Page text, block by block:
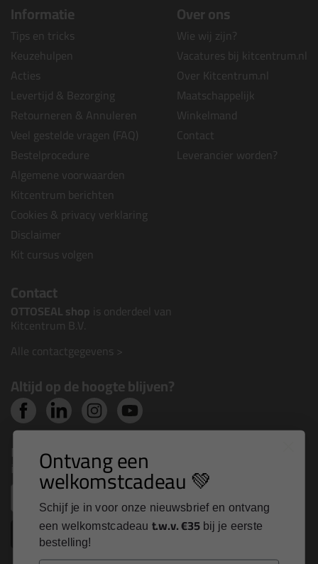
Informatie
Tips en tricks
Keuzehulpen
Acties
Levertijd & Bezorging
Retourneren & Annuleren
Veel gestelde vragen (FAQ)
Bestelprocedure
Algemene voorwaarden
Kitcentrum berichten
Cookies & privacy verklaring
Disclaimer
Kit cursus volgen
Over ons
Wie wij zijn?
Vacatures bij kitcentrum.nl
Over Kitcentrum.nl
Maatschappelijk
Winkelmand
Contact
Leverancier worden?
Contact
OTTOSEAL shop is onderdeel van
Kitcentrum B.V.
Alle contactgegevens >
Altijd op de hoogte blijven?
Nieuws, tips en exclusieve deals rechtstreeks in je
inbox
Inschrijven
Ontvang een
welkomstcadeau 💚
Schijf je in voor onze nieuwsbrief en ontvang
een welkomstcadeau t.w.v. €35 bij je eerste
bestelling!